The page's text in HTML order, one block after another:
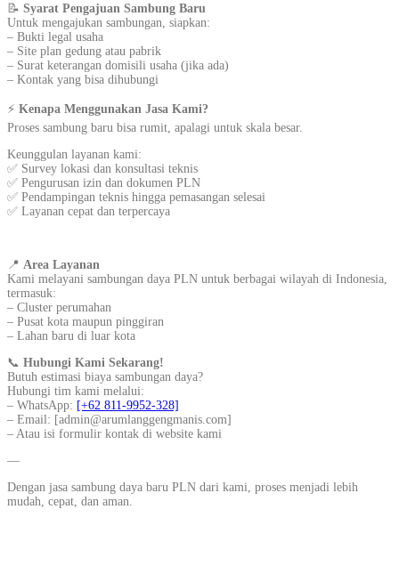
📝 Syarat Pengajuan Sambung Baru
Untuk mengajukan sambungan, siapkan:
– Bukti legal usaha
– Site plan gedung atau pabrik
– Surat keterangan domisili usaha (jika ada)
– Kontak yang bisa dihubungi
⚡ Kenapa Menggunakan Jasa Kami?
Proses sambung baru bisa rumit, apalagi untuk skala besar.
Keunggulan layanan kami:
✅ Survey lokasi dan konsultasi teknis
✅ Pengurusan izin dan dokumen PLN
✅ Pendampingan teknis hingga pemasangan selesai
✅ Layanan cepat dan terpercaya
📍 Area Layanan
Kami melayani sambungan daya PLN untuk berbagai wilayah di Indonesia,
termasuk:
– Cluster perumahan
– Pusat kota maupun pinggiran
– Lahan baru di luar kota
📞 Hubungi Kami Sekarang!
Butuh estimasi biaya sambungan daya?
Hubungi tim kami melalui:
– WhatsApp: [+62 811-9952-328]
– Email: [admin@arumlanggengmanis.com]
– Atau isi formulir kontak di website kami
—
Dengan jasa sambung daya baru PLN dari kami, proses menjadi lebih
mudah, cepat, dan aman.